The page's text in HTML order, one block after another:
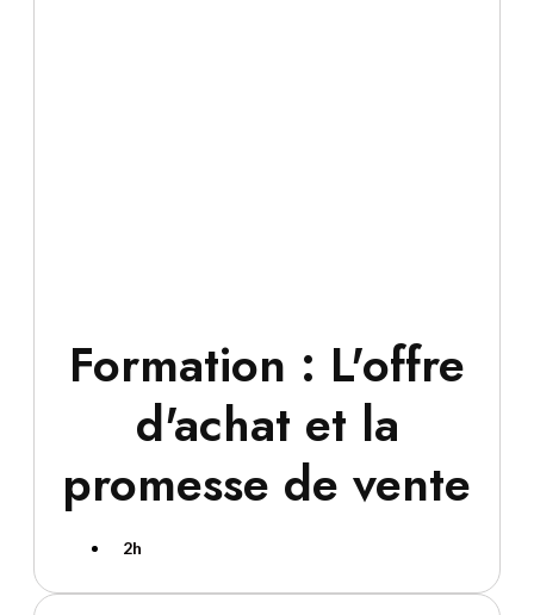
Formation : L'offre
d'achat et la
promesse de vente
2h